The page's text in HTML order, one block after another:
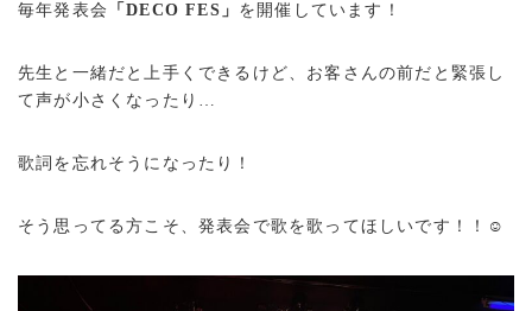
毎年発表会
「DECO FES」 を開催しています！
先生と一緒だと上手くできるけど、お客さんの前だと緊張し
て声が小さくなったり…
歌詞を忘れそうになったり！
そう思ってる方こそ、発表会で歌を歌ってほしいです！！☺︎